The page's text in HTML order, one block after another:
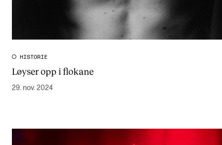
HISTORIE
Løyser opp i flokane
29. nov. 2024